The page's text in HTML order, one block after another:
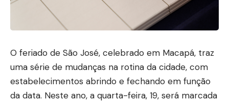
O feriado de São José, celebrado em Macapá, traz
uma série de mudanças na rotina da cidade, com
estabelecimentos abrindo e fechando em função
da data. Neste ano, a quarta-feira, 19, será marcada